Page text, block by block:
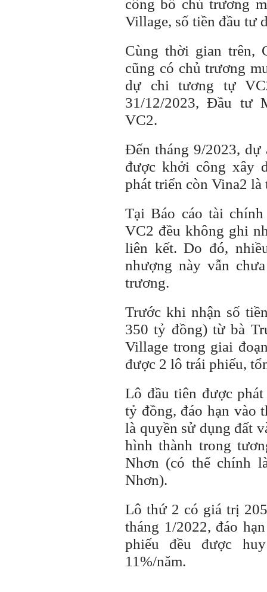
công bố chủ trương
Village, số tiền đầu tư
Cùng thời gian trên,
cũng có chủ trương
dự chi tương tự
31/12/2023, Đầu tư
VC2.
Đến tháng 9/2023,
được khởi công xây
phát triển còn Vina2
Tại Báo cáo tài
VC2 đều không ghi
liên kết. Do đó,
nhượng này vẫn
trương.
Trước khi nhận số
350 tỷ đồng) từ bà
Village trong giai
được 2 lô trái phiếu,
Lô đầu tiên được
tỷ đồng, đáo hạn vào
là quyền sử dụng đất
hình thành trong
Nhơn (có thể chính
Nhơn).
Lô thứ 2 có giá trị
tháng 1/2022, đáo
phiếu đều được
11%/năm.